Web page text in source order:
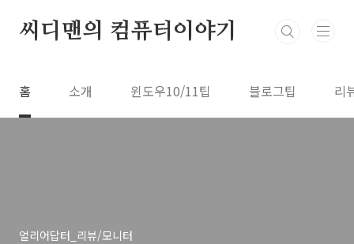
씨디맨의 컴퓨터이야기
홈 소개 윈도우10/11팁 블로그팁 리
얼리어답터_리뷰/모니터